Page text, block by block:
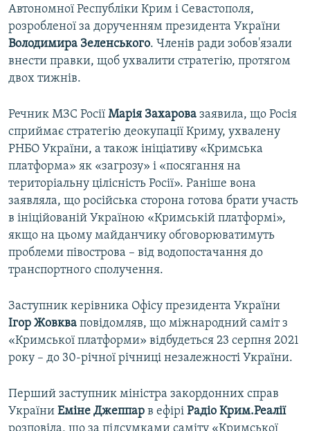
Автономної Республіки Крим і Севастополя,
розробленої за дорученням президента України
Володимира Зеленського. Членів ради зобов'язали
внести правки, щоб ухвалити стратегію, протягом
двох тижнів.
Речник МЗС Росії Марія Захарова заявила, що Росія
сприймає стратегію деокупації Криму, ухвалену
РНБО України, а також ініціативу «Кримська
платформа» як «загрозу» і «посягання на
територіальну цілісність Росії». Раніше вона
заявляла, що російська сторона готова брати участь
в ініційованій Україною «Кримській платформі»,
якщо на цьому майданчику обговорюватимуть
проблеми півострова – від водопостачання до
транспортного сполучення.
Заступник керівника Офісу президента України
Ігор Жовква повідомляв, що міжнародний саміт з
«Кримської платформи» відбудеться 23 серпня 2021
року – до 30-річної річниці незалежності України.
Перший заступник міністра закордонних справ
України Еміне Джеппар в ефірі Радіо Крим.Реалії